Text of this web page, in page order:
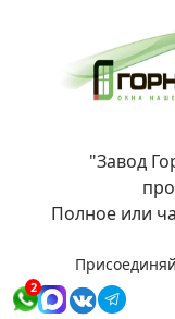
"Завод
Полное или
2